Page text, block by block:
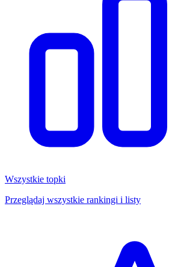
Wszystkie topki
Przeglądaj wszystkie rankingi i listy